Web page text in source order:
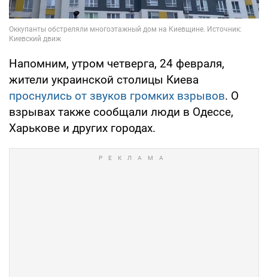
Напомним, утром четверга, 24 февраля,
жители украинской столицы Киева
проснулись от звуков громких взрывов. О
взрывах также сообщали люди в Одессе,
Харькове и других городах.